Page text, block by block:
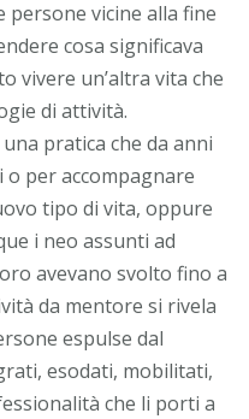
vicine alla fine
cosa significava
vivere un’altra vita che
di attività.
pratica che da anni
per accompagnare
tipo di vita, oppure
i neo assunti ad
avevano svolto fino a
da mentore si rivela
espulse dal
esodati, mobilitati,
che li porti a